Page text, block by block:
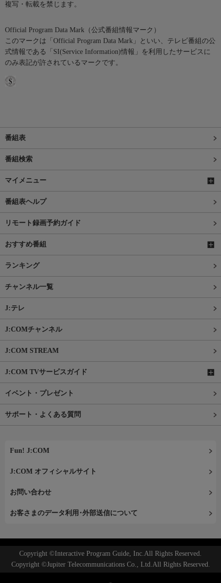
複写・転載を禁じます。
Official Program Data Mark（公式番組情報マーク）
このマークは「Official Program Data Mark」といい、テレビ番組の公
式情報である「SI(Service Information)情報」を利用したサービスに
のみ表記が許されているマークです。
番組表
番組検索
マイメニュー
番組表ヘルプ
リモート録画予約ガイド
おすすめ番組
ランキング
チャンネル一覧
J:テレ
J:COMチャンネル
J:COM STREAM
J:COM TVサービスガイド
イベント・プレゼント
サポート・よくある質問
Fun! J:COM
J:COM オフィシャルサイト
お問い合わせ
お客さまのデータ利用･外部送信について
Copyright ©Interactive Program Guide, Inc.All Rights Reserved.
Copyright ©Jupiter Telecommunications Co., Ltd.All Rights Reserved.